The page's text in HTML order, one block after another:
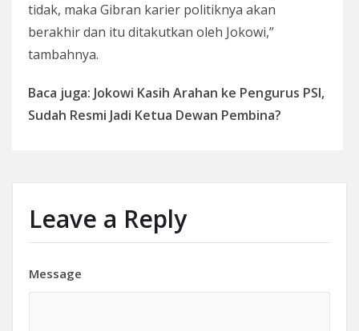
tidak, maka Gibran karier politiknya akan
berakhir dan itu ditakutkan oleh Jokowi,”
tambahnya.
Baca juga: Jokowi Kasih Arahan ke Pengurus PSI,
Sudah Resmi Jadi Ketua Dewan Pembina?
Leave a Reply
Message